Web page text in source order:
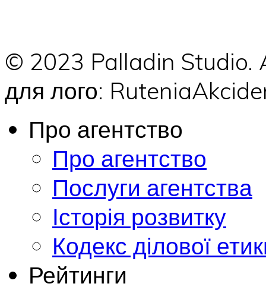
© 2023 Palladin
для лого:
Про агентство
Про агентство
Послуги агентства
Історія розвитку
Кодекс ділової
Рейтинги